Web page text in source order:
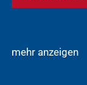
mehr anzeigen